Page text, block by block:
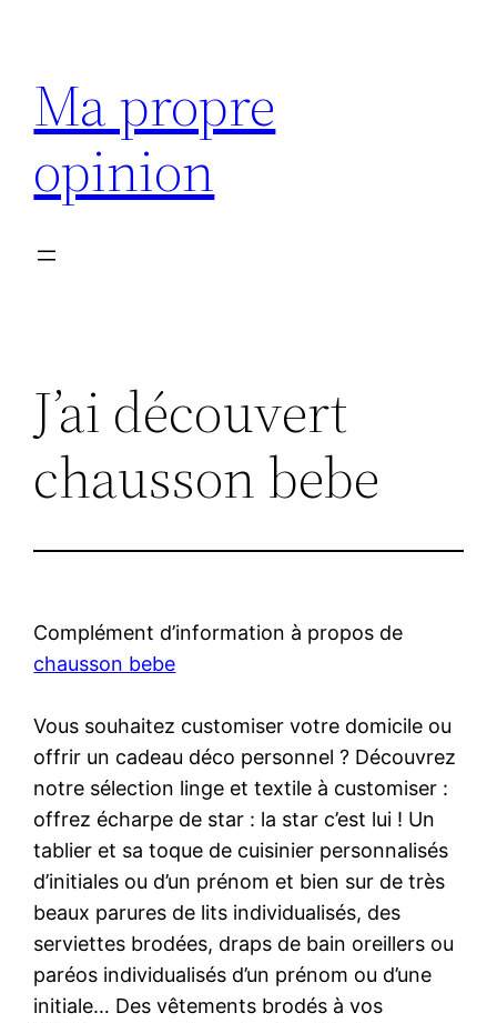
contenu
Ma propre
opinion
J’ai découvert
chausson bebe
Complément d’information à propos de
chausson bebe
Vous souhaitez customiser votre domicile ou
offrir un cadeau déco personnel ? Découvrez
notre sélection linge et textile à customiser :
offrez écharpe de star : la star c’est lui ! Un
tablier et sa toque de cuisinier personnalisés
d’initiales ou d’un prénom et bien sur de très
beaux parures de lits individualisés, des
serviettes brodées, draps de bain oreillers ou
paréos individualisés d’un prénom ou d’une
initiale… Des vêtements brodés à vos